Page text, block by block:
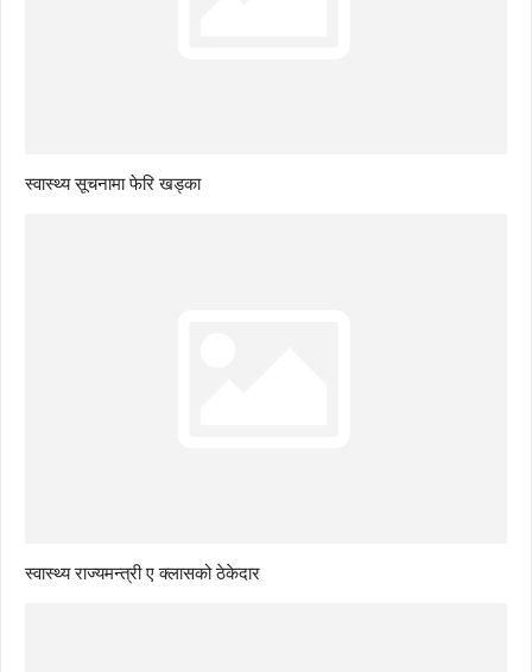
स्वास्थ्य सूचनामा फेरि खड्का
स्वास्थ्य राज्यमन्त्री ए क्लासको ठेकेदार